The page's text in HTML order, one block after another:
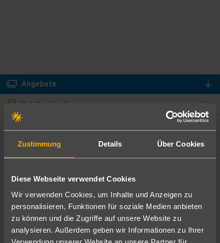
Zustimmung Details Über Cookies
Diese Webseite verwendet Cookies
Wir verwenden Cookies, um Inhalte und Anzeigen zu
personalisieren, Funktionen für soziale Medien anbieten
zu können und die Zugriffe auf unsere Website zu
analysieren. Außerdem geben wir Informationen zu Ihrer
Angebote
Hotelbeschreibung
Lage und Umgebung
Angebote filtern
Ändere die Kriterien nach deinen Wünschen
Pauschal Nur Hotel